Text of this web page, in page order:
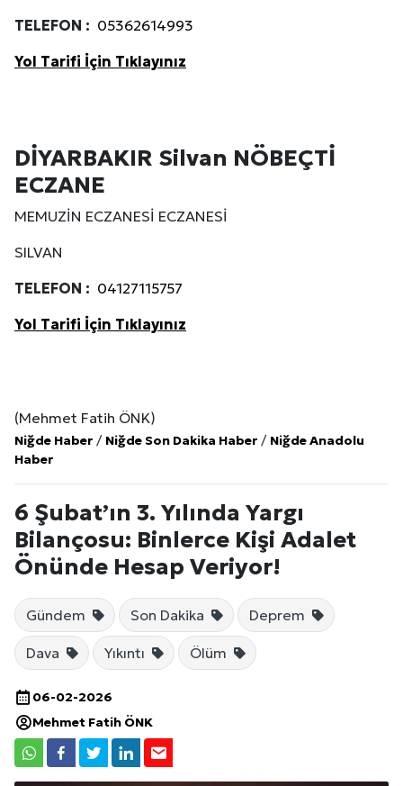
TELEFON : 05362614993
Yol Tarifi İçin Tıklayınız
DİYARBAKIR Silvan NÖBEÇTİ
ECZANE
MEMUZİN ECZANESİ ECZANESİ
SILVAN
TELEFON : 04127115757
Yol Tarifi İçin Tıklayınız
(Mehmet Fatih ÖNK)
Niğde Haber / Niğde Son Dakika Haber / Niğde Anadolu
Haber
6 Şubat’ın 3. Yılında Yargı
Bilançosu: Binlerce Kişi Adalet
Önünde Hesap Veriyor!
Gündem Son Dakika Deprem
Dava Yıkıntı Ölüm
06-02-2026
Mehmet Fatih ÖNK